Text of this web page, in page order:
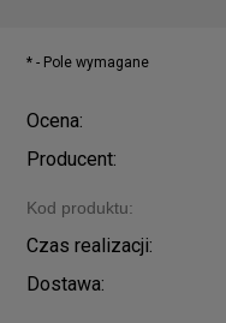
* - Pole wymagane
Ocena:
Producent:
Kod produktu:
Czas realizacji:
Dostawa: